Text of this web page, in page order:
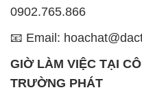
0902.765.866
📧 Email:
GIỜ LÀM VIỆC TẠI
TRƯỜNG PHÁT